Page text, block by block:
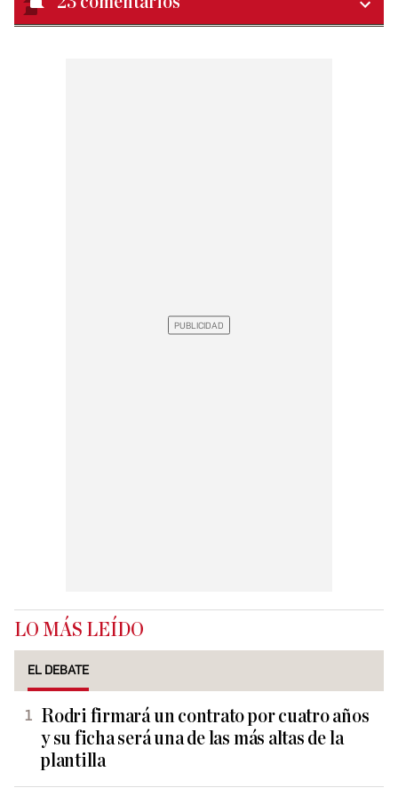
LO MÁS LEÍDO
EL DEBATE
Rodri firmará un contrato por cuatro años
y su ficha será una de las más altas de la
plantilla